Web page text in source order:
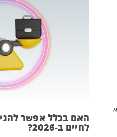
האם בכלל אפשר
לחיים ב-2026?